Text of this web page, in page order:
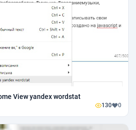
View yandex wordstat
130 0